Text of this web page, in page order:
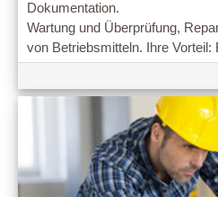
Dokumentation.
Wartung und Überprüfung,
von Betriebsmitteln. Ihre Vorteil:
Vermeidung teurer Reparaturen